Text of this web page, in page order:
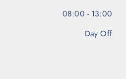
08:00 - 13:00
Day Off